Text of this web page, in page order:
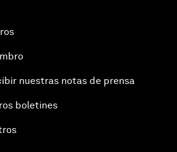
nuestras notas de prensa
boletines